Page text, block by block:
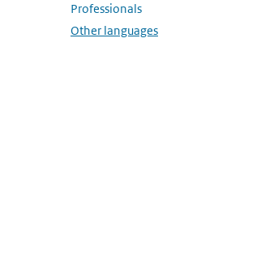
Professionals
Submenu openen
Other languages